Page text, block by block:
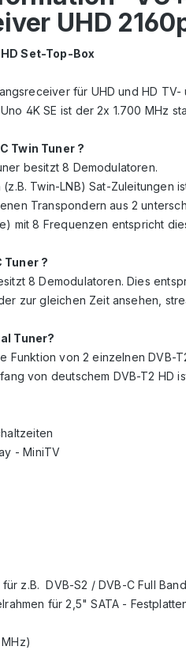
UHD
Set-Top-Box
für UHD und HD TV-
4K SE ist der 2x 1.700 MHz
Twin Tuner ?
besitzt 8 Demodulatoren.
Twin-LNB) Sat-Zuleitungen
Transpondern aus 2
mit 8 Frequenzen entspricht
Tuner ?
8 Demodulatoren. Dies
zur gleichen Zeit ansehen,
Tuner?
Funktion von 2 einzelnen DVB-
von deutschem DVB-T2 HD
- MiniTV
z.B. DVB-S2 / DVB-C Full
für 2,5" SATA -